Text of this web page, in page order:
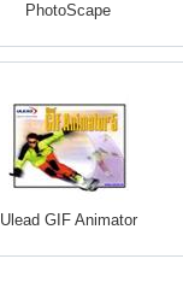
PhotoScape
Ulead GIF Animator